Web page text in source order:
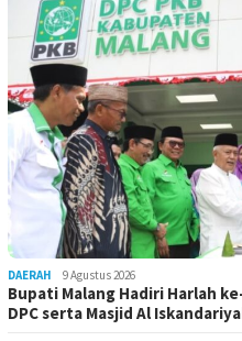
DAERAH 9 Agustus 2026
Bupati Malang Hadiri Harlah
DPC serta Masjid Al